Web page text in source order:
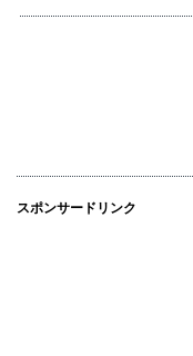
スポンサードリンク